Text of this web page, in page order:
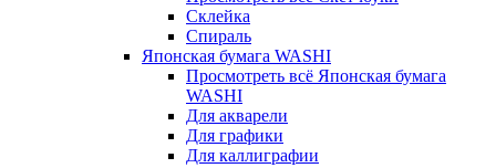
Склейка
Спираль
Японская бумага WASHI
Просмотреть всё Японская бумага
WASHI
Для акварели
Для графики
Для каллиграфии